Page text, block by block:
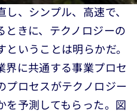
、シンプル、高速で、
ときに、テクノロジーの
いうことは明らかだ。
界に共通する事業プロセ
プロセスがテクノロジー
を予測してもらった。図